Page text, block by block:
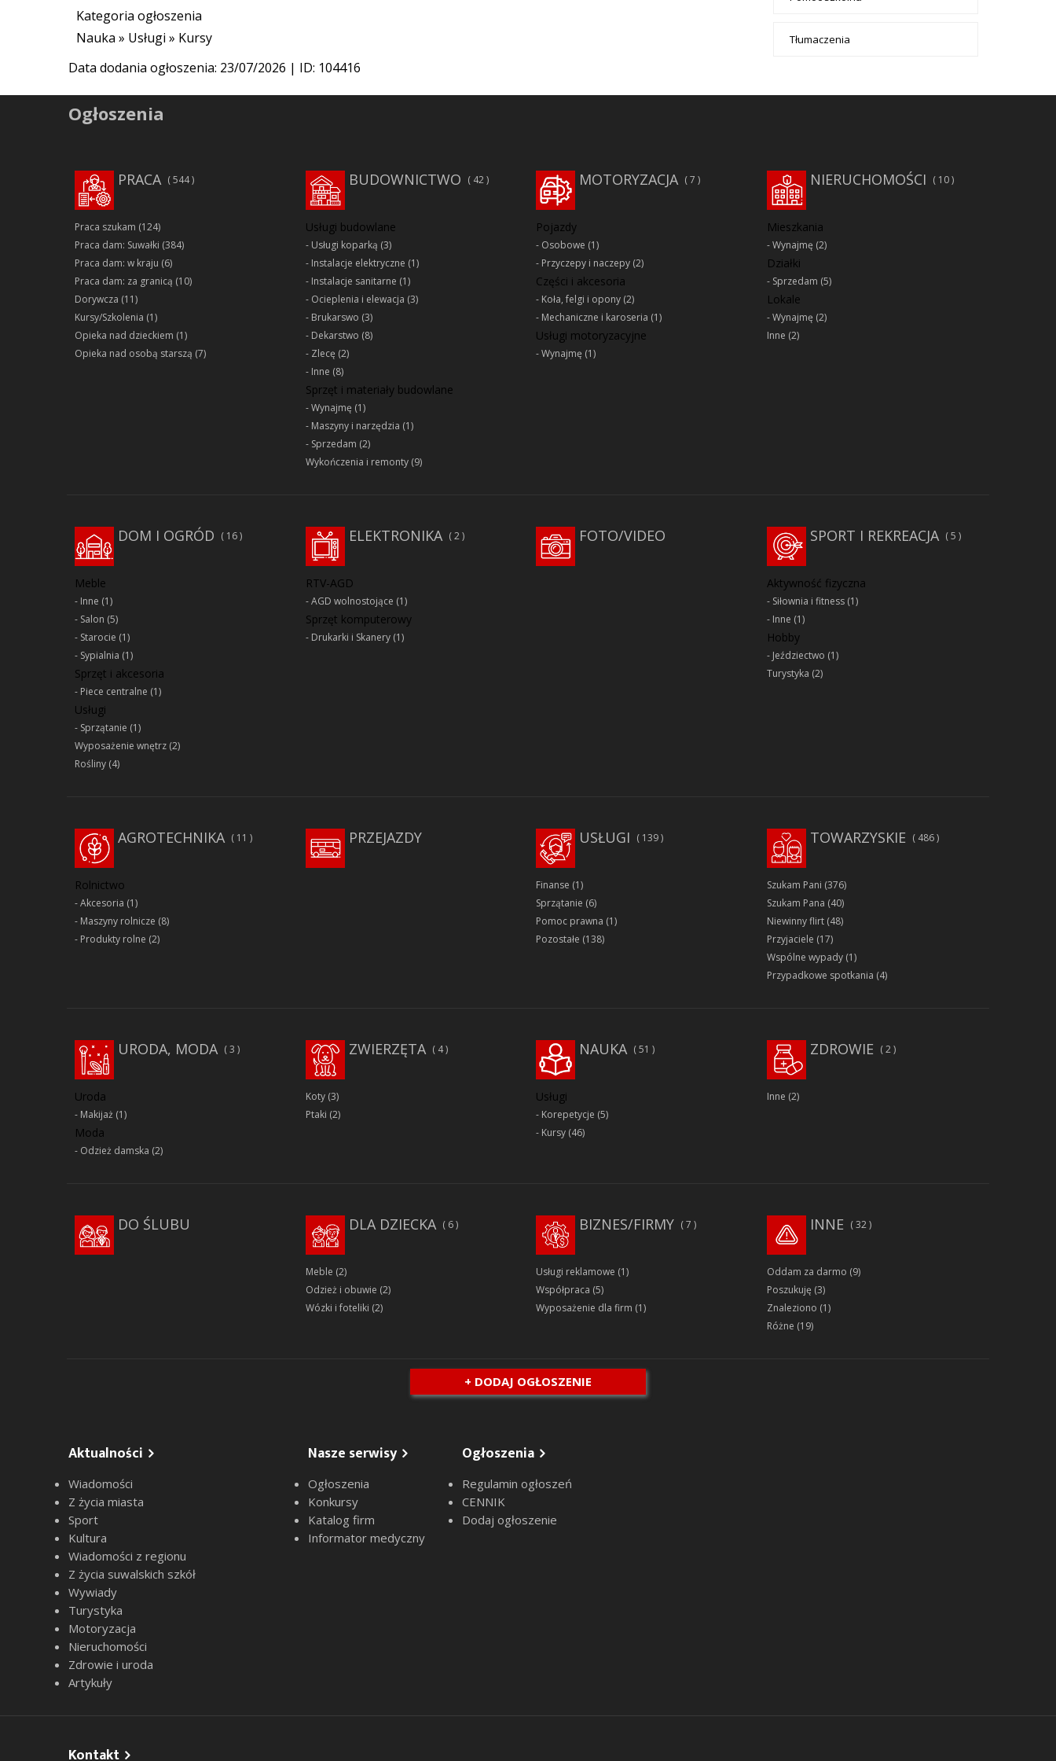
Kategoria ogłoszenia
Nauka » Usługi » Kursy
Data dodania ogłoszenia: 23/07/2026 | ID: 104416
Tłumaczenia
Ogłoszenia
PRACA 544
Praca szukam (124)
Praca dam: Suwałki (384)
Praca dam: w kraju (6)
Praca dam: za granicą (10)
Dorywcza (11)
Kursy/Szkolenia (1)
Opieka nad dzieckiem (1)
Opieka nad osobą starszą (7)
BUDOWNICTWO 42
Usługi budowlane
Usługi koparką (3)
Instalacje elektryczne (1)
Instalacje sanitarne (1)
Ocieplenia i elewacja (3)
Brukarswo (3)
Dekarstwo (8)
Zlecę (2)
Inne (8)
Sprzęt i materiały budowlane
Wynajmę (1)
Maszyny i narzędzia (1)
Sprzedam (2)
Wykończenia i remonty(9)
MOTORYZACJA 7
Pojazdy
Osobowe (1)
Przyczepy i naczepy (2)
Części i akcesoria
Koła, felgi i opony (2)
Mechaniczne i karoseria (1)
Usługi motoryzacyjne
Wynajmę (1)
NIERUCHOMOŚCI 10
Mieszkania
Wynajmę (2)
Działki
Sprzedam (5)
Lokale
Wynajmę (2)
Inne (2)
DOM I OGRÓD 16
Meble
Inne (1)
Salon (5)
Starocie (1)
Sypialnia (1)
Sprzęt i akcesoria
Piece centralne (1)
Usługi
Sprzątanie (1)
Wyposażenie wnętrz (2)
Rośliny (4)
2
ELEKTRONIKA
RTV-AGD
AGD wolnostojące (1)
Sprzęt komputerowy
Drukarki i Skanery(1)
FOTO/VIDEO SPORT I REKREACJA 5
Aktywność fizyczna
Siłownia i fitness(1)
Inne (1)
Hobby
Jeździectwo (1)
Turystyka (2)
AGROTECHNIKA 11
Rolnictwo
Akcesoria (1)
Maszyny rolnicze (8)
Produkty rolne (2)
PRZEJAZDY 139
USŁUGI
Finanse (1)
Sprzątanie (6)
Pomoc prawna (1)
Pozostałe (138)
TOWARZYSKIE 486
Szukam Pani (376)
Szukam Pana (40)
Niewinny flirt(48)
Przyjaciele (17)
Wspólne wypady(1)
Przypadkowe spotkania (4)
URODA, MODA 3
Uroda
Makijaż (1)
Moda
Odzież damska (2)
ZWIERZĘTA 4
Koty(3)
Ptaki (2)
51
NAUKA
Usługi
Korepetycje (5)
Kursy (46)
ZDROWIE 2
Inne (2)
DO ŚLUBU 6
DLA DZIECKA
Meble (2)
Odzież i obuwie (2)
Wózki i foteliki (2)
7
BIZNES/FIRMY
Usługi reklamowe (1)
Współpraca (5)
Wyposażenie dla firm (1)
32
INNE
Oddam za darmo (9)
Poszukuję (3)
Znaleziono (1)
Różne (19)
+ DODAJ OGŁOSZENIE
Aktualności
Wiadomości
Z życia miasta
Sport
Kultura
Wiadomości z regionu
Z życia suwalskich szkół
Wywiady
Turystyka
Motoryzacja
Nieruchomości
Zdrowie i uroda
Artykuły
Nasze serwisy
Ogłoszenia
Konkursy
Katalog firm
Informator medyczny
Ogłoszenia
Regulamin ogłoszeń
CENNIK
Dodaj ogłoszenie
Kontakt